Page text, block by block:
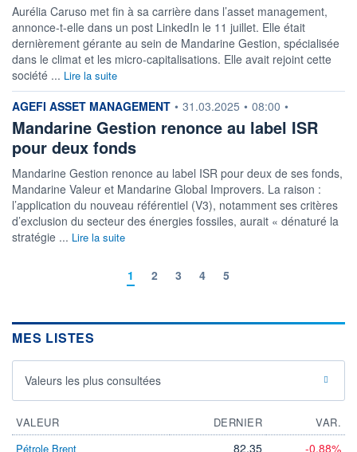
Aurélia Caruso met fin à sa carrière dans l’asset management,
annonce-t-elle dans un post LinkedIn le 11 juillet. Elle était
dernièrement gérante au sein de Mandarine Gestion, spécialisée
dans le climat et les micro-capitalisations. Elle avait rejoint cette
société ... Lire la suite
information fournie par
AGEFI ASSET MANAGEMENT • 31.03.2025 • 08:00 •
Mandarine Gestion renonce au label ISR
pour deux fonds
Mandarine Gestion renonce au label ISR pour deux de ses fonds,
Mandarine Valeur et Mandarine Global Improvers. La raison :
l’application du nouveau référentiel (V3), notamment ses critères
d’exclusion du secteur des énergies fossiles, aurait « dénaturé la
stratégie ... Lire la suite
1 2 3 4 5
MES LISTES
Valeurs les plus consultées
VALEUR DERNIER
VAR.
Pétrole Brent
82,35 -0,88%